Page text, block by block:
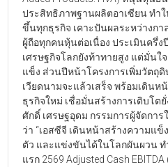
ประสิทธิภาพฐานผลิตอาเซียน ทำ
ขึ้นทุกธุรกิจ เคาะปันผลระหว่างก
ผู้ถือทุกคนหุ้นต่อเนื่อง ประเมินครึ่ง
เศรษฐกิจโลกยังท้าทายสูง แต่มั่นใ
แข็ง ส่วนปีหน้าโครงการเพิ่มวัตถุดิ
เวียดนามจะแล้วเสร็จ พร้อมเดิน
ธุรกิจใหม่ เชื่อมั่นสร้างการเติบโ
ศักดิ์ เศรษฐอุดม กรรมการผู้จัดการ
ว่า “เอสซีจี เดินหน้าสร้างความแข็
ตัว และแข่งขันได้ในโลกผันผวน ท
แรก 2569 Adjusted Cash